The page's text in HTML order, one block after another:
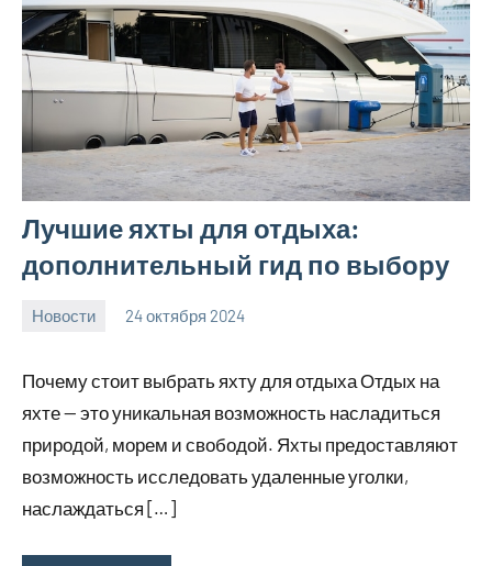
Лучшие яхты для отдыха:
дополнительный гид по выбору
Новости 24 октября 2024
Почему стоит выбрать яхту для отдыха Отдых на
яхте — это уникальная возможность насладиться
природой, морем и свободой. Яхты предоставляют
возможность исследовать удаленные уголки,
наслаждаться […]